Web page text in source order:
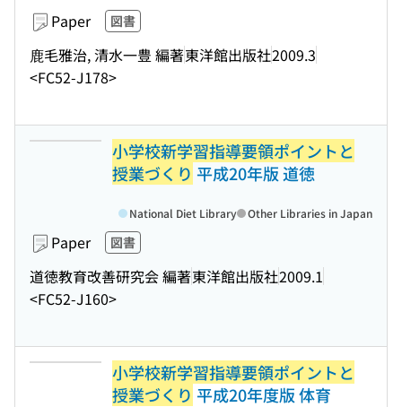
Paper 図書
鹿毛雅治, 清水一豊 編著東洋館出版社2009.3
<FC52-J178>
小学校新学習指導要領ポイントと
授業づくり 平成20年版 道徳
Paper 図書
道徳教育改善研究会 編著東洋館出版社2009.1
<FC52-J160>
National Diet Library Other Libraries in Japan
小学校新学習指導要領ポイントと
授業づくり 平成20年度版 体育